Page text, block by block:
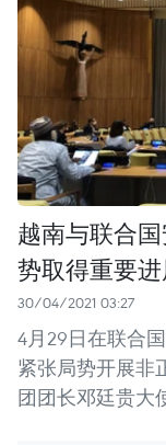
越南与联合
势取得重要
30/04/2021 03:27
4月29日在联合
紧张局势开展非
团团长邓廷贵大